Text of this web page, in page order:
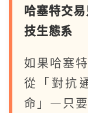
哈塞特交
技生態系
如果哈塞
從「對抗
命」—只